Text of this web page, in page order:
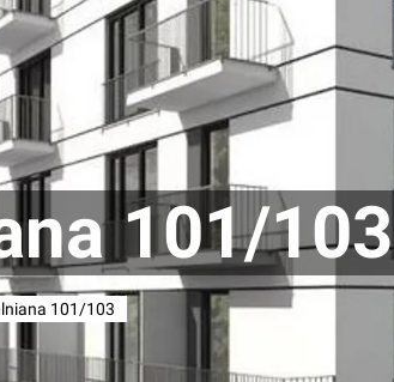
101/103
101/103